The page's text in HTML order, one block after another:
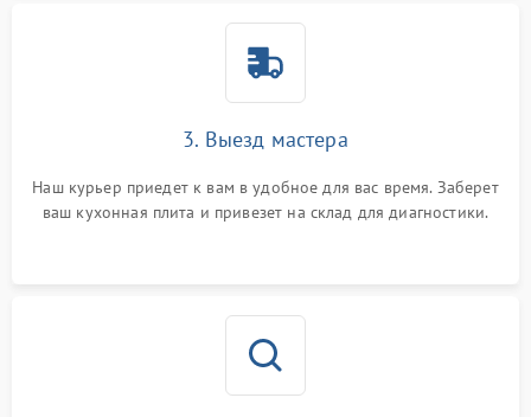
3. Выезд мастера
Наш курьер приедет к вам в удобное для вас время. Заберет
ваш кухонная плита и привезет на склад для диагностики.